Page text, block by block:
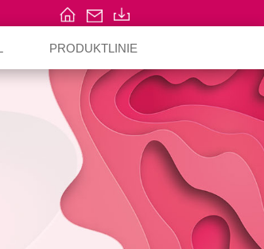
PRODUKTLINIE